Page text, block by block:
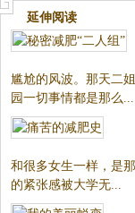
延伸阅读